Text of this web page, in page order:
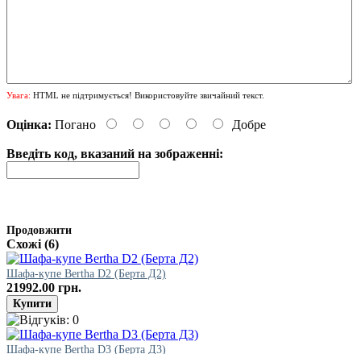
Увага: HTML не підтримується! Використовуйте звичайний текст.
Оцінка: Погано Добре
Введіть код, вказаний на зображенні:
Продовжити
Схожі (6)
Шафа-купе Bertha D2 (Берта Д2)
21992.00 грн.
Шафа-купе Bertha D3 (Берта Д3)